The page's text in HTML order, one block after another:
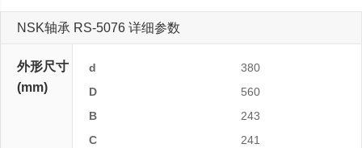
NSK轴承 RS-5076 详细参数
外形尺寸
(mm)
d
380
D
560
B
243
C
241